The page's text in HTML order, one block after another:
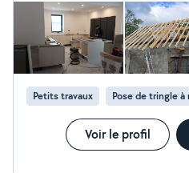
finalement pas venir à cause
deuxième fois, j’ai redemandé
jamais eu de réponse, malgré le
simplement apprécié qu’il
de me laisser sans nouvelles. Au final, j’ai dû faire appel à
quelqu’un d’autre qui ne pourra
Clément devait intervenir lundi. Je suis donc assez déçu.
J’aurais tout à fait compris un
minimum de professionnalisme et
important, même sur une plateforme
le tarif était intéressant. Je ne peux
travail, mais en termes de
Petits travaux Pose de tringle à
Voir le profil